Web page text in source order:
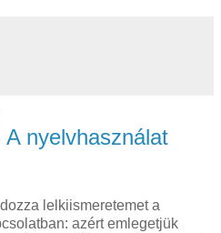
nyelvhasználat
lelkiismeretemet a
azért emlegetjük